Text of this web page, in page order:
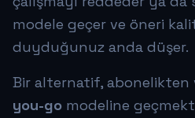
modele geçer ve öneri
duyduğunuz anda düşer.
Bir alternatif, abonelikten
you-go modeline